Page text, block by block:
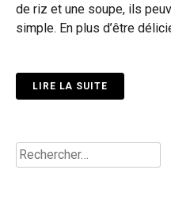
de riz et une soupe, ils
simple. En plus d’être
LIRE LA SUITE
Rechercher :